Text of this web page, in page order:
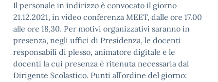
Il personale in indirizzo è convocato il giorno
21.12.2021, in video conferenza MEET, dalle ore 17.00
alle ore 18,30. Per motivi organizzativi saranno in
presenza, negli uffici di Presidenza, le docenti
responsabili di plesso, animatore digitale e le
docenti la cui presenza è ritenuta necessaria dal
Dirigente Scolastico. Punti all’ordine del giorno: